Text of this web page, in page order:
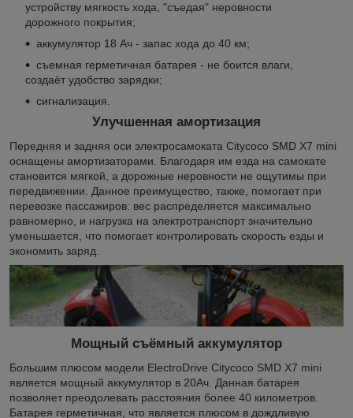
устройству мягкость хода, "съедая" неровности
дорожного покрытия;
аккумулятор 18 Ач - запас хода до 40 км;
съемная герметичная батарея - не боится влаги,
создаёт удобство зарядки;
сигнализация.
Улучшенная амортизация
Передняя и задняя оси электросамоката Citycoco SMD X7 mini
оснащены амортизаторами. Благодаря им езда на самокате
становится мягкой, а дорожные неровности не ощутимы при
передвижении. Данное преимущество, также, помогает при
перевозке пассажиров: вес распределяется максимально
равномерно, и нагрузка на электротранспорт значительно
уменьшается, что помогает контролировать скорость езды и
экономить заряд.
Мощный съёмный аккумулятор
Большим плюсом модели ElectroDrive Citycoco SMD X7 mini
является мощный аккумулятор в 20Ач. Данная батарея
позволяет преодолевать расстояния более 40 километров.
Батарея герметичная, что является плюсом в дождливую